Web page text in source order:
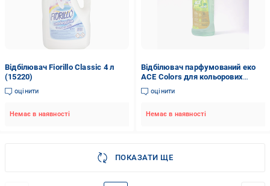
Відбілювач Fiorillo Classic 4 л
(15220)
оцінити
Немає в наявності
Відбілювач парфумований еко
ACE Colors для кольорових
речей 1,2 л
оцінити
Немає в наявності
ПОКАЗАТИ ЩЕ